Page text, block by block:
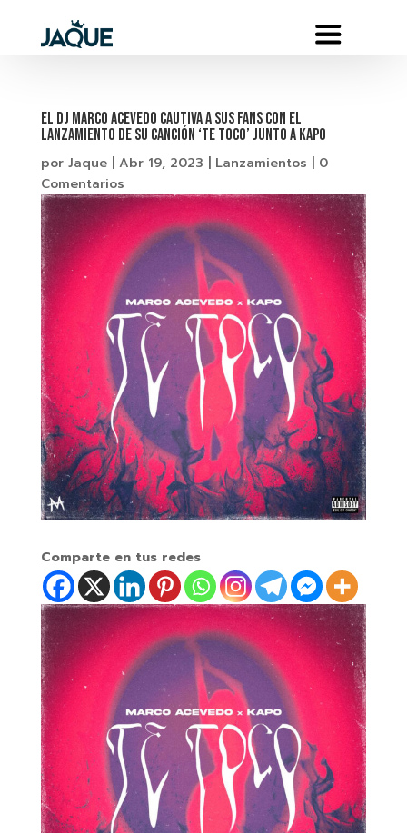
El DJ Marco Acevedo cautiva a sus fans con el
lanzamiento de su canción ‘Te Toco’ junto a Kapo
por Jaque| Abr 19, 2023 Lanzamientos
0
Comentarios
Comparte en tus redes